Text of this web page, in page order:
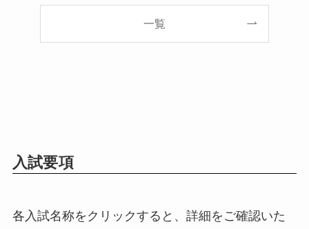
一覧
入試要項
各入試名称をクリックすると、詳細をご確認いた